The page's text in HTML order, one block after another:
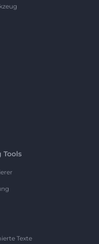
Tools
Texte